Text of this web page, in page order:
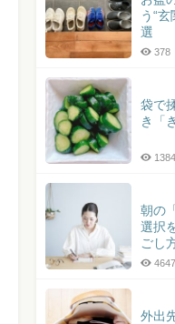
う“
選
378
袋で
き「
朝の
選択
ごし
4647
外出